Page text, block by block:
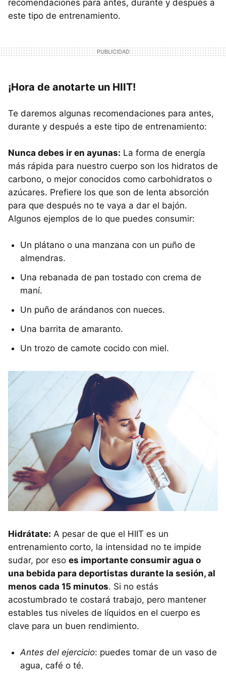
recomendaciones para antes, durante y después a
este tipo de entrenamiento.
¡Hora de anotarte un HIIT!
Te daremos algunas recomendaciones para antes,
durante y después a este tipo de entrenamiento:
Nunca debes ir en ayunas: La forma de energía
más rápida para nuestro cuerpo son los hidratos de
carbono, o mejor conocidos como carbohidratos o
azúcares. Prefiere los que son de lenta absorción
para que después no te vaya a dar el bajón.
Algunos ejemplos de lo que puedes consumir:
Un plátano o una manzana con un puño de
almendras.
Una rebanada de pan tostado con crema de
maní.
Un puño de arándanos con nueces.
Una barrita de amaranto.
Un trozo de camote cocido con miel.
Hidrátate: A pesar de que el HIIT es un
entrenamiento corto, la intensidad no te impide
sudar, por eso es importante consumir agua o
una bebida para deportistas durante la sesión, al
menos cada 15 minutos. Si no estás
acostumbrado te costará trabajo, pero mantener
estables tus niveles de líquidos en el cuerpo es
clave para un buen rendimiento.
Antes del ejercicio: puedes tomar de un vaso de
agua, café o té.